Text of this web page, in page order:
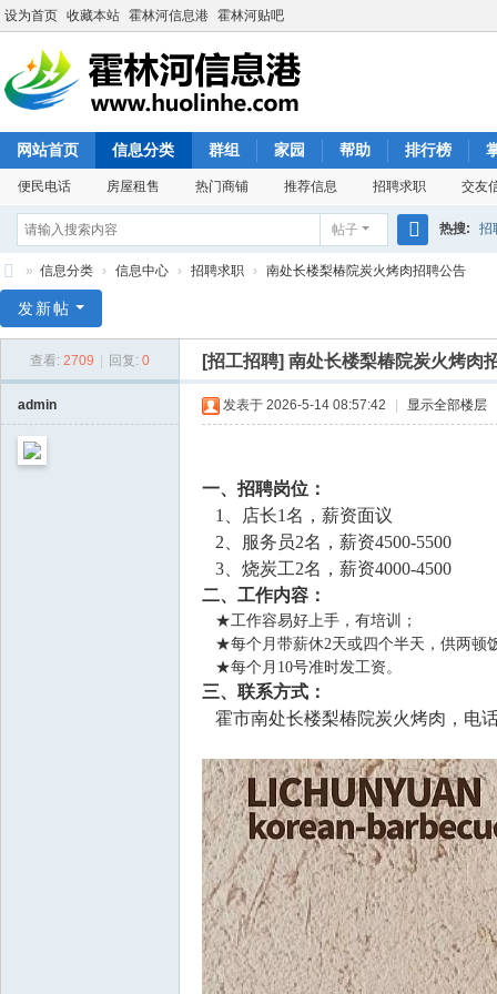
设为首页 收藏本站 霍林河信息港 霍林河贴吧
网站首页 信息分类 群组 家园 帮助 排行榜
便民电话 房屋租售 热门商铺 推荐信息 招聘求职 交友
帖子
搜
热搜: 招
林
» 信息分类 › 信息中心 › 招聘求职 › 南处长楼梨椿院炭火烤肉招聘公告
发新帖
查看: 2709 回复: 0 [招工招聘] 南处长楼梨椿院炭火烤肉
admin 发表于 2026-5-14 08:57:42 显示全部楼层
一、招聘岗位：
1、店长1名，薪资面议
2、服务员2名，薪资4500-5500
3、烧炭工2名，薪资4000-4500
二、工作内容：
★工作容易好上手，有培训；
★每个月带薪休2天或四个半天， 供两顿
★每个月10号准时发工资。
三、联系方式：
霍市南处长楼梨椿院炭火烤肉，电